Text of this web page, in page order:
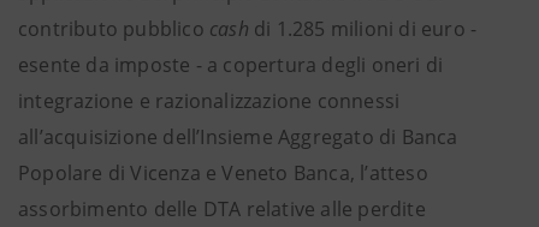
contributo pubblico cash di 1.285 milioni di euro -
esente da imposte - a copertura degli oneri di
integrazione e razionalizzazione connessi
all’acquisizione dell’Insieme Aggregato di Banca
Popolare di Vicenza e Veneto Banca, l’atteso
assorbimento delle DTA relative alle perdite